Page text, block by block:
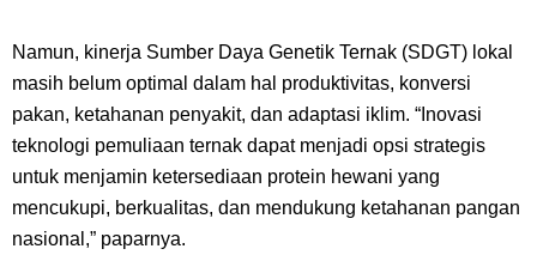
Namun, kinerja Sumber Daya Genetik Ternak (SDGT) lokal
masih belum optimal dalam hal produktivitas, konversi
pakan, ketahanan penyakit, dan adaptasi iklim. “Inovasi
teknologi pemuliaan ternak dapat menjadi opsi strategis
untuk menjamin ketersediaan protein hewani yang
mencukupi, berkualitas, dan mendukung ketahanan pangan
nasional,” paparnya.